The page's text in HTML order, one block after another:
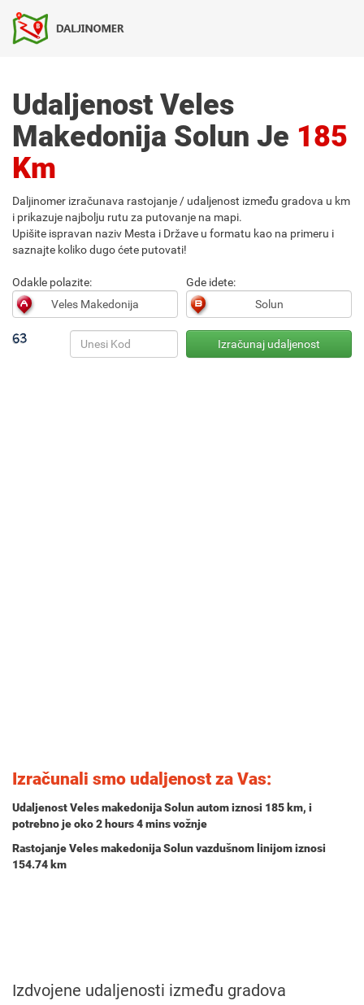
Udaljenost Veles
Makedonija Solun Je 185
Km
Daljinomer izračunava rastojanje / udaljenost između gradova u km
i prikazuje najbolju rutu za putovanje na mapi.
Upišite ispravan naziv Mesta i Države u formatu kao na primeru i
saznajte koliko dugo ćete putovati!
Odakle polazite: Gde idete:
Izračunali smo udaljenost za Vas:
Udaljenost Veles makedonija Solun autom iznosi 185 km, i
potrebno je oko2 hours 4 minsvožnje
Rastojanje Veles makedonija Solun vazdušnom linijom iznosi
154.74 km
Izdvojene udaljenosti između gradova